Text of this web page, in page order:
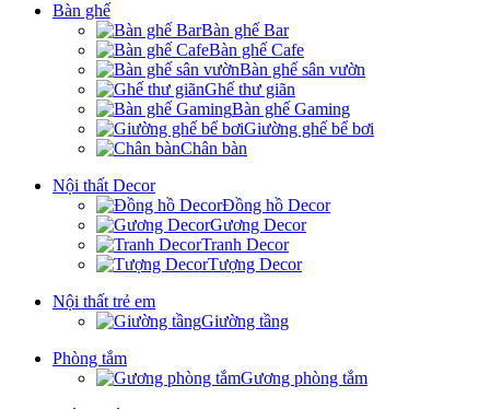
Bàn ghế
Bàn ghế Bar
Bàn ghế Cafe
Bàn ghế sân vườn
Ghế thư giãn
Bàn ghế Gaming
Giường ghế bể bơi
Chân bàn
Nội thất Decor
Đồng hồ Decor
Gương Decor
Tranh Decor
Tượng Decor
Nội thất trẻ em
Giường tầng
Phòng tắm
Gương phòng tắm